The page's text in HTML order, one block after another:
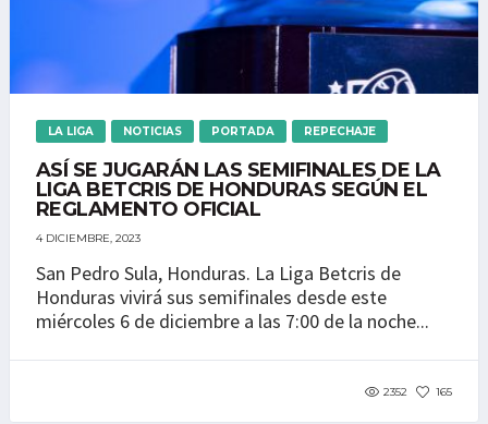
LA LIGA NOTICIAS PORTADA REPECHAJE
ASÍ SE JUGARÁN LAS SEMIFINALES DE LA
LIGA BETCRIS DE HONDURAS SEGÚN EL
REGLAMENTO OFICIAL
4 DICIEMBRE, 2023
San Pedro Sula, Honduras. La Liga Betcris de
Honduras vivirá sus semifinales desde este
miércoles 6 de diciembre a las 7:00 de la noche...
2352 165